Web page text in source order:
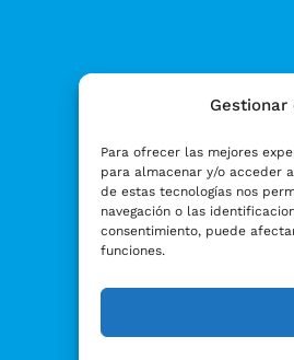
Para ofrecer las mejores
para almacenar y/o acceder
de estas tecnologías nos
navegación o las
consentimiento, puede
funciones.